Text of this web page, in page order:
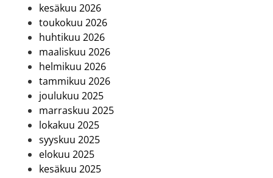
kesäkuu 2026
toukokuu 2026
huhtikuu 2026
maaliskuu 2026
helmikuu 2026
tammikuu 2026
joulukuu 2025
marraskuu 2025
lokakuu 2025
syyskuu 2025
elokuu 2025
kesäkuu 2025